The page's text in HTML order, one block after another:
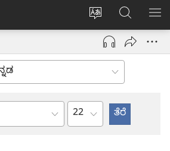
ವೆಬ್‌ಸೈಟ್‌ನ
ಭಾಷೆಯನ್ನು
ಬದಲಿಸು
ಲಾಗ್
ಇನ್
(opens
new
ಹುಡುಕಿ
ಅಧ್ಯಾಯ